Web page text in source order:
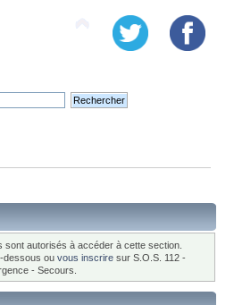
sont autorisés à accéder à cette section.
dessous ou vous inscrire sur S.O.S. 112 -
- Secours.